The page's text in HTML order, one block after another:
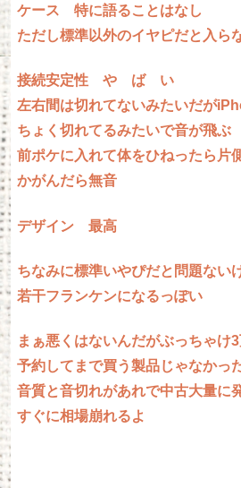
ケース 特に語ることはなし
ただし標準以外のイヤピだと入ら
接続安定性 や ば い
左右間は切れてないみたいだが
ちょく切れてるみたいで音が飛ぶ
前ポケに入れて体をひねったら片
かがんだら無音
デザイン 最高
ちなみに標準いやぴだと問題ない
若干フランケンになるっぽい
まぁ悪くはないんだがぶっちゃけ
予約してまで買う製品じゃなかっ
音質と音切れがあれで中古大量に
すぐに相場崩れるよ